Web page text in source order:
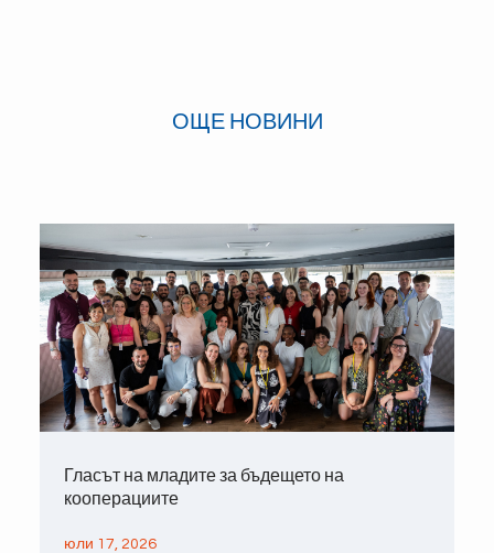
ОЩЕ НОВИНИ
Гласът на младите за бъдещето на
кооперациите
юли 17, 2026